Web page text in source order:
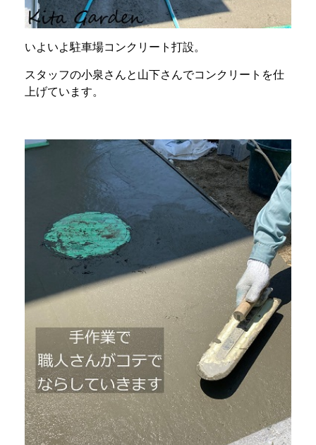
いよいよ駐車場コンクリート打設。
スタッフの小泉さんと山下さんでコンクリートを仕
上げています。